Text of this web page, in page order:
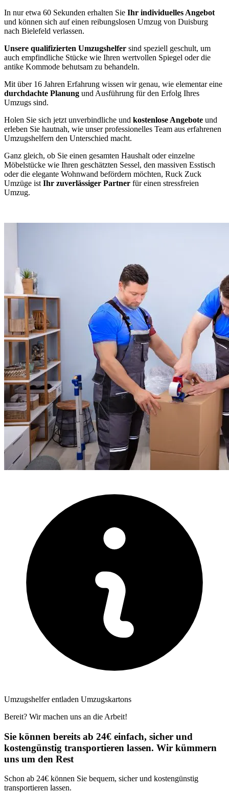
In nur etwa 60 Sekunden erhalten Sie Ihr individuelles Angebot
und können sich auf einen reibungslosen Umzug von Duisburg
nach Bielefeld verlassen.
Unsere qualifizierten Umzugshelfer sind speziell geschult, um
auch empfindliche Stücke wie Ihren wertvollen Spiegel oder die
antike Kommode behutsam zu behandeln.
Mit über 16 Jahren Erfahrung wissen wir genau, wie elementar eine
durchdachte Planung und Ausführung für den Erfolg Ihres
Umzugs sind.
Holen Sie sich jetzt unverbindliche und kostenlose Angebote und
erleben Sie hautnah, wie unser professionelles Team aus erfahrenen
Umzugshelfern den Unterschied macht.
Ganz gleich, ob Sie einen gesamten Haushalt oder einzelne
Möbelstücke wie Ihren geschätzten Sessel, den massiven Esstisch
oder die elegante Wohnwand befördern möchten, Ruck Zuck
Umzüge ist Ihr zuverlässiger Partner für einen stressfreien
Umzug.
Umzugshelfer entladen Umzugskartons
Bereit? Wir machen uns an die Arbeit!
Sie können bereits ab 24€ einfach, sicher und
kostengünstig transportieren lassen. Wir kümmern
uns um den Rest
Schon ab 24€ können Sie bequem, sicher und kostengünstig
transportieren lassen.